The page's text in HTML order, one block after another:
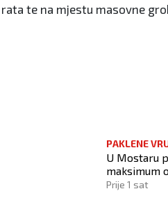
te na mjestu masovne
bolnice za žrtve agresije
PAKLENE
U Mostaru
maksimum
Izmjerena
Prije 1 sat